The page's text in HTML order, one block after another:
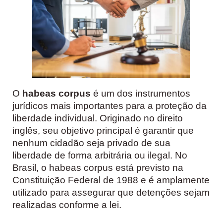
O habeas corpus é um dos instrumentos
jurídicos mais importantes para a proteção da
liberdade individual. Originado no direito
inglês, seu objetivo principal é garantir que
nenhum cidadão seja privado de sua
liberdade de forma arbitrária ou ilegal. No
Brasil, o habeas corpus está previsto na
Constituição Federal de 1988 e é amplamente
utilizado para assegurar que detenções sejam
realizadas conforme a lei.